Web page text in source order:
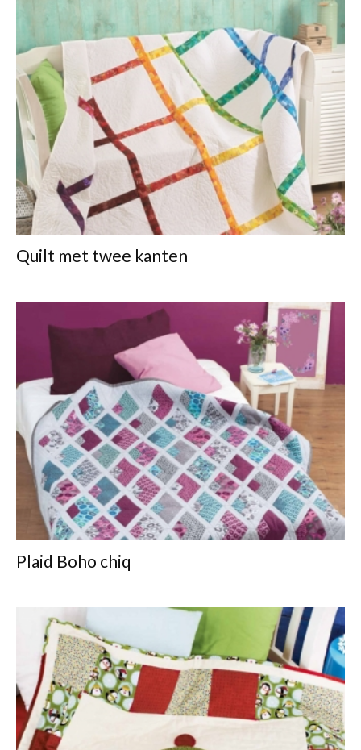
Quilt met twee kanten
Plaid Boho chiq